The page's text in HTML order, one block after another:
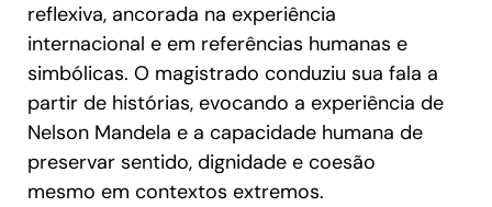
reflexiva, ancorada na experiência
internacional e em referências humanas e
simbólicas. O magistrado conduziu sua fala a
partir de histórias, evocando a experiência de
Nelson Mandela e a capacidade humana de
preservar sentido, dignidade e coesão
mesmo em contextos extremos.